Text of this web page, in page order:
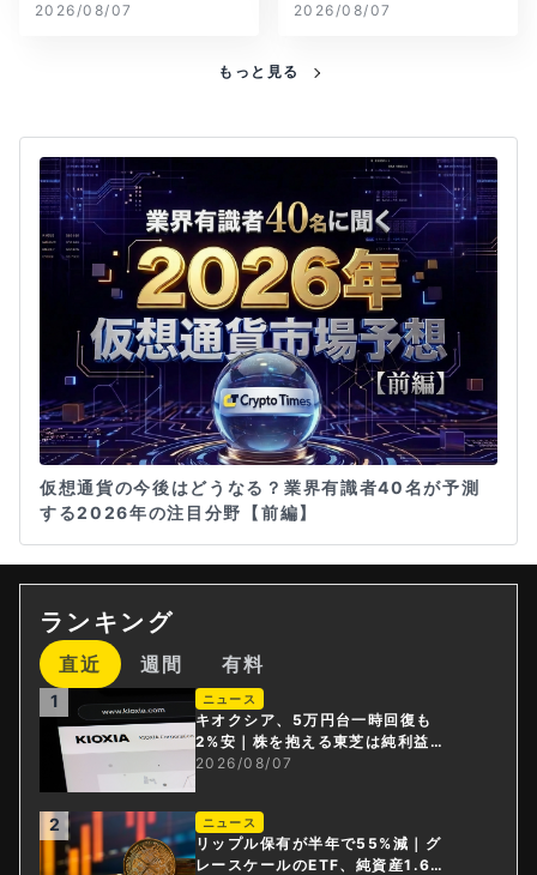
2026/08/07 2026/08/07
もっと見る
仮想通貨の今後はどうなる？業界有識者40名が予測
する2026年の注目分野【前編】
ランキング
直近 週間 有料
1 ニュース
キオクシア、5万円台一時回復も
2%安｜株を抱える東芝は純利益3
0倍
2026/08/07
2 ニュース
リップル保有が半年で55%減｜グ
レースケールのETF、純資産1.6億